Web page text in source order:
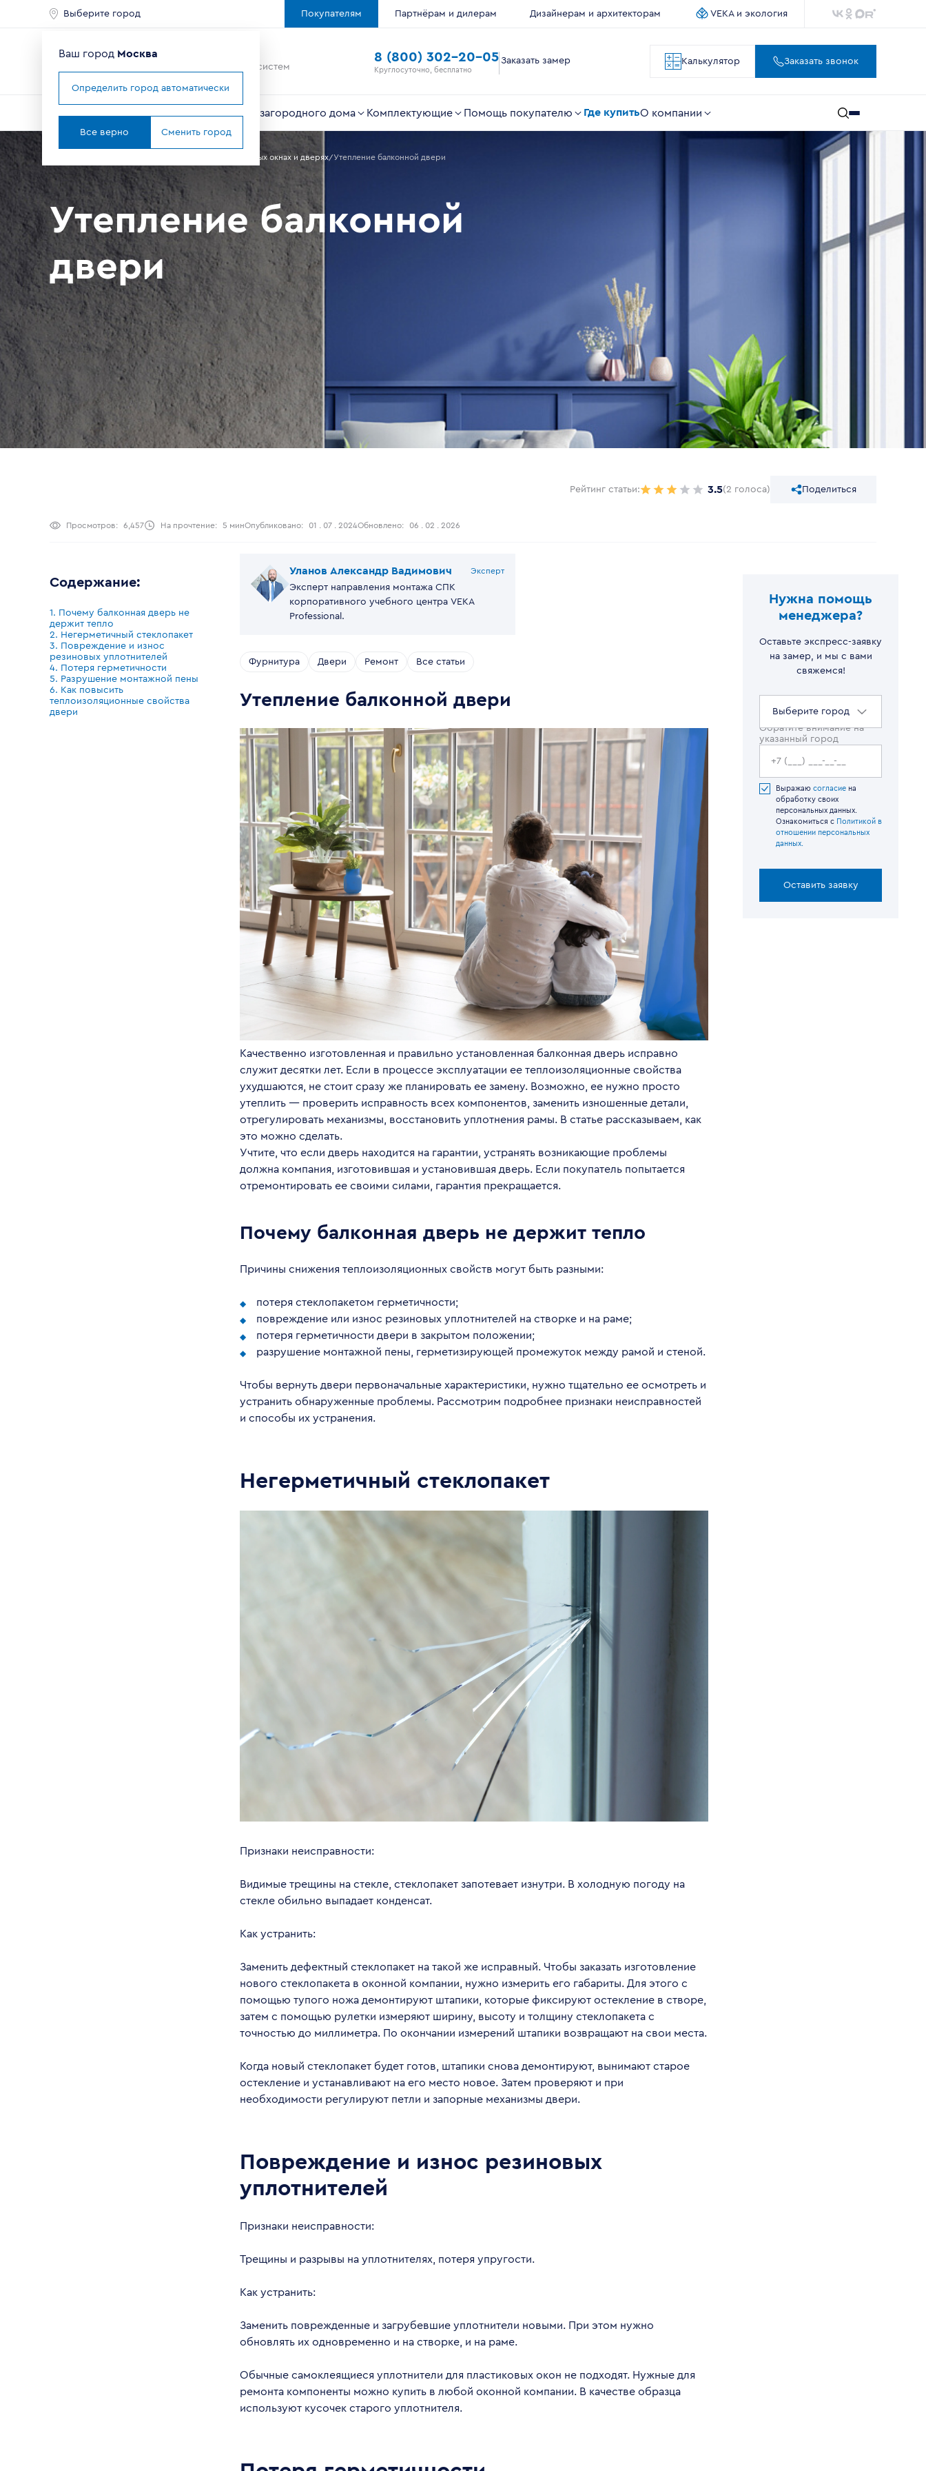
Выберите город Покупателям Партнёрам и дилерам Дизайнерам и архитекторам VEKA и экология
Ведущий мировой
производитель оконных систем
8 (800) 302-20-05
Круглосуточно, бесплатно
Заказать замер Калькулятор Заказать звонок
Для загородного дома Комплектующие Помощь покупателю Где купитьО компании
Статьи о пластиковых окнах и дверях Утепление балконной двери
Утепление балконной
двери
Рейтинг статьи: 3.5(2 голоса) Поделиться
Просмотров: 6,457 На прочтение: 5 минОпубликовано: 01 . 07 . 2024Обновлено: 06 . 02 . 2026
Содержание:
1. Почему балконная дверь не
держит тепло
2. Негерметичный стеклопакет
3. Повреждение и износ
резиновых уплотнителей
4. Потеря герметичности
5. Разрушение монтажной пены
6. Как повысить
теплоизоляционные свойства
двери
Уланов Александр Вадимович Эксперт
Эксперт направления монтажа СПК
корпоративного учебного центра VEKA
Professional.
Фурнитура Двери Ремонт Все статьи
Утепление балконной двери
Качественно изготовленная и правильно установленная балконная дверь исправно
служит десятки лет. Если в процессе эксплуатации ее теплоизоляционные свойства
ухудшаются, не стоит сразу же планировать ее замену. Возможно, ее нужно просто
утеплить — проверить исправность всех компонентов, заменить изношенные детали,
отрегулировать механизмы, восстановить уплотнения рамы. В статье рассказываем, как
это можно сделать.
Учтите, что если дверь находится на гарантии, устранять возникающие проблемы
должна компания, изготовившая и установившая дверь. Если покупатель попытается
отремонтировать ее своими силами, гарантия прекращается.
Почему балконная дверь не держит тепло
Причины снижения теплоизоляционных свойств могут быть разными:
потеря стеклопакетом герметичности;
повреждение или износ резиновых уплотнителей на створке и на раме;
потеря герметичности двери в закрытом положении;
разрушение монтажной пены, герметизирующей промежуток между рамой и стеной.
Чтобы вернуть двери первоначальные характеристики, нужно тщательно ее осмотреть и
устранить обнаруженные проблемы. Рассмотрим подробнее признаки неисправностей
и способы их устранения.
Негерметичный стеклопакет
Признаки неисправности:
Видимые трещины на стекле, стеклопакет запотевает изнутри. В холодную погоду на
стекле обильно выпадает конденсат.
Как устранить:
Заменить дефектный стеклопакет на такой же исправный. Чтобы заказать изготовление
нового стеклопакета в оконной компании, нужно измерить его габариты. Для этого с
помощью тупого ножа демонтируют штапики, которые фиксируют остекление в створе,
затем с помощью рулетки измеряют ширину, высоту и толщину стеклопакета с
точностью до миллиметра. По окончании измерений штапики возвращают на свои места.
Когда новый стеклопакет будет готов, штапики снова демонтируют, вынимают старое
остекление и устанавливают на его место новое. Затем проверяют и при
необходимости регулируют петли и запорные механизмы двери.
Повреждение и износ резиновых
уплотнителей
Признаки неисправности:
Трещины и разрывы на уплотнителях, потеря упругости.
Как устранить:
Заменить поврежденные и загрубевшие уплотнители новыми. При этом нужно
обновлять их одновременно и на створке, и на раме.
Обычные самоклеящиеся уплотнители для пластиковых окон не подходят. Нужные для
ремонта компоненты можно купить в любой оконной компании. В качестве образца
используют кусочек старого уплотнителя.
Нужна помощь
менеджера?
Оставьте экспресс-заявку
на замер, и мы с вами
свяжемся!
Выберите город
Обратите внимание на
указанный город
Выражаю согласие на
обработку своих
персональных данных.
Ознакомиться с Политикой в
отношении персональных
данных.
Оставить заявку
Ваш город Москва
Определить город автоматически
Все верно Сменить город